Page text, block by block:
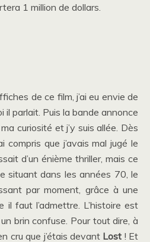
1 million de dollars.
de ce film, j’ai eu envie de
il parlait. Puis la bande annonce
curiosité et j’y suis allée. Dès
compris que j’avais mal jugé le
d’un énième thriller, mais ce
situant dans les années 70, le
par moment, grâce à une
faut l’admettre. L’histoire est
brin confuse. Pour tout dire, à
cru que j’étais devant Lost ! Et